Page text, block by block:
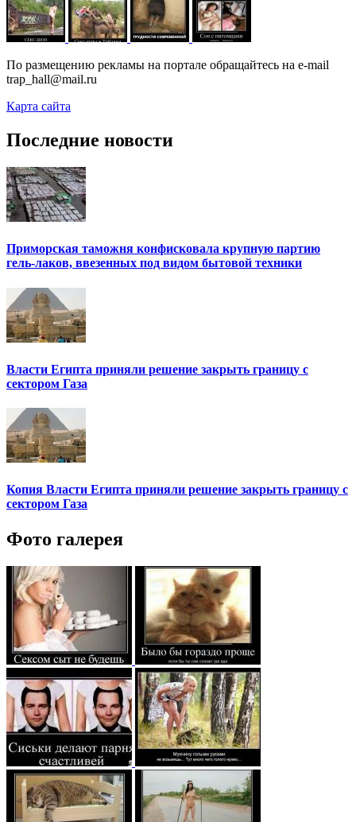
По размещению рекламы на портале обращайтесь на e-mail
trap_hall@mail.ru
Карта сайта
Последние новости
Приморская таможня конфисковала крупную партию
гель-лаков, ввезенных под видом бытовой техники
Власти Египта приняли решение закрыть границу с
сектором Газа
Копия Власти Египта приняли решение закрыть границу с
сектором Газа
Фото галерея